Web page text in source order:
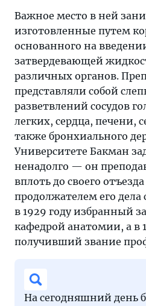
Важное место в ней
изготовленные путем
основанного на
затвердевающей
различных органов.
представляли собой
разветвлений сосудов
легких, сердца, печени,
также бронхиального
Университете Бакман
ненадолго — он
вплоть до своего
продолжателем его дела
в 1929 году избранный
кафедрой анатомии, а в
получивший звание
На сегодняшний день